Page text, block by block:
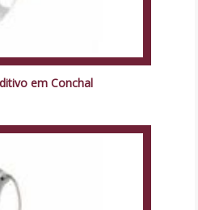
em Conchal